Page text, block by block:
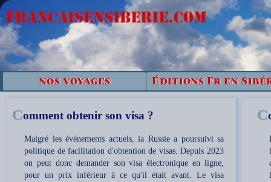
nos voyages Éditions Fr en
Comment obtenir son visa ?
Malgré les événements actuels, la Russie a poursuivi sa
politique de facilitation d'obtention de visas. Depuis 2023
on peut donc demander son visa électronique en ligne,
pour un prix inférieur à ce qu'il était avant. Le visa
C